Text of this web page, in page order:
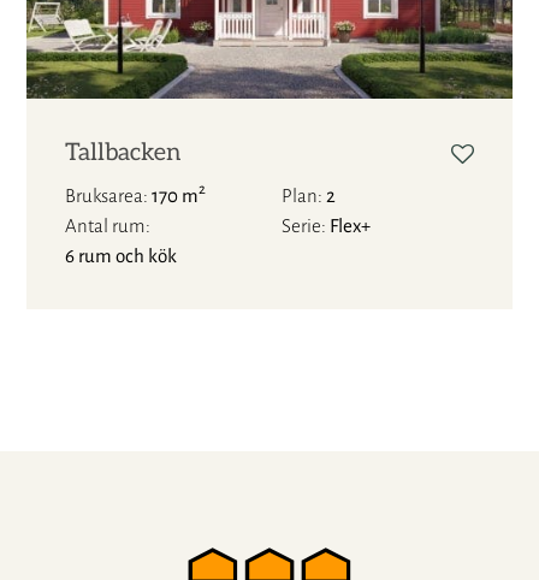
Tallbacken
Bruksarea 170 m2 Plan 2
Antal rum
6 rum och kök
Serie Flex+